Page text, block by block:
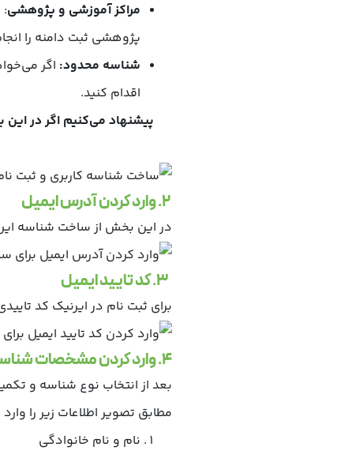
مراکز آموزشی و پژوهشی
پژوهشی ثبت دامنه را
شناسه محدود: اگر
اقدام کنید.
پیشنهاد می‌کنیم اگر در این
در این بخش از ساخت شناسه
برای ثبت نام در ایرنیک کد
4. وارد کردن مشخصات شناسه برای ساخت شناسه ایرنیک
بعد از انتخاب نوع شناسه و
مطابق تصویر اطلاعات زیر را وارد
نام و نام خانوادگی